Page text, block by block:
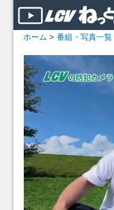
ホーム > 番組・写真一覧